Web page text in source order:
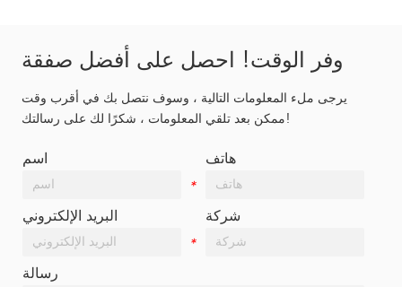
وفر الوقت! احصل على أفضل صفقة
يرجى ملء المعلومات التالية ، وسوف نتصل بك في أقرب وقت
ممكن بعد تلقي المعلومات ، شكرًا لك على رسالتك!
اسم
*
هاتف
البريد الإلكتروني
*
شركة
رسالة